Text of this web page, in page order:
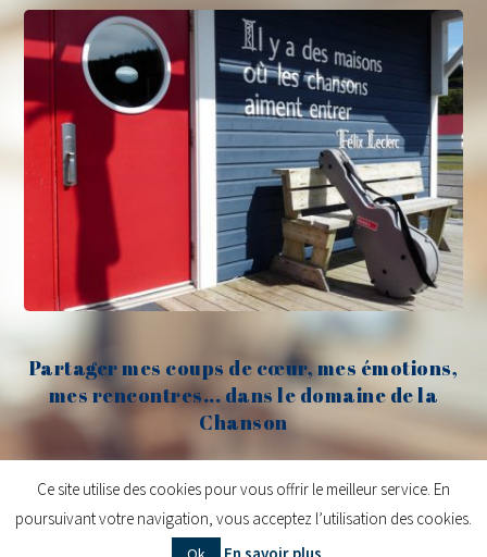
Partager mes coups de cœur, mes émotions,
mes rencontres... dans le domaine de la
Chanson
Claude Fèvre
Claude Fèvre | Chanter c'est lancer des balles
Ce site utilise des cookies pour vous offrir le meilleur service. En
poursuivant votre navigation, vous acceptez l’utilisation des cookies.